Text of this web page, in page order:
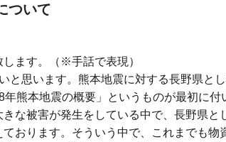
ついて
ます。（※手話で表現）
思います。熊本地震に対する長野県と
熊本地震の概要」というものが最初に
な被害が発生をしている中で、長野県
おります。そういう中で、これまでも